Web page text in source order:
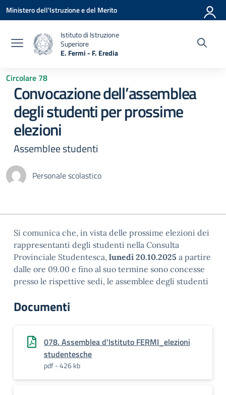
Vai ai contenuti
Vai al menu di navigazione
Vai al footer
Ministero dell'Istruzione e del Merito
Istituto di Istruzione
Superiore
E. Fermi - F. Eredia
Circolare 78
Convocazione dell’assemblea
degli studenti per prossime
elezioni
Assemblee studenti
Personale scolastico
Si comunica che, in vista delle prossime elezioni dei
rappresentanti degli studenti nella Consulta
Provinciale Studentesca, lunedì 20.10.2025 a partire
dalle ore 09.00 e fino al suo termine sono concesse
presso le rispettive sedi, le assemblee degli studenti
Documenti
078. Assemblea d'Istituto FERMI_elezioni
studentesche
pdf - 426 kb